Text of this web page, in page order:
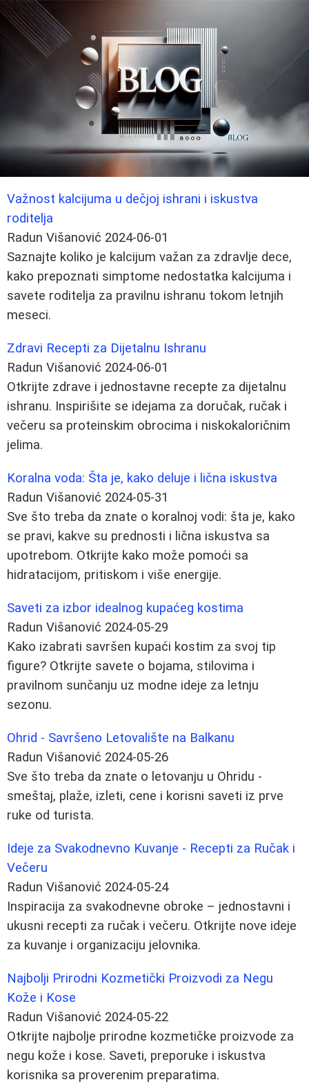
Važnost kalcijuma u dečjoj ishrani i iskustva
roditelja
Radun Višanović 2024-06-01
Saznajte koliko je kalcijum važan za zdravlje dece,
kako prepoznati simptome nedostatka kalcijuma i
savete roditelja za pravilnu ishranu tokom letnjih
meseci.
Zdravi Recepti za Dijetalnu Ishranu
Radun Višanović 2024-06-01
Otkrijte zdrave i jednostavne recepte za dijetalnu
ishranu. Inspirišite se idejama za doručak, ručak i
večeru sa proteinskim obrocima i niskokaloričnim
jelima.
Koralna voda: Šta je, kako deluje i lična iskustva
Radun Višanović 2024-05-31
Sve što treba da znate o koralnoj vodi: šta je, kako
se pravi, kakve su prednosti i lična iskustva sa
upotrebom. Otkrijte kako može pomoći sa
hidratacijom, pritiskom i više energije.
Saveti za izbor idealnog kupaćeg kostima
Radun Višanović 2024-05-29
Kako izabrati savršen kupaći kostim za svoj tip
figure? Otkrijte savete o bojama, stilovima i
pravilnom sunčanju uz modne ideje za letnju
sezonu.
Ohrid - Savršeno Letovalište na Balkanu
Radun Višanović 2024-05-26
Sve što treba da znate o letovanju u Ohridu -
smeštaj, plaže, izleti, cene i korisni saveti iz prve
ruke od turista.
Ideje za Svakodnevno Kuvanje - Recepti za Ručak i
Večeru
Radun Višanović 2024-05-24
Inspiracija za svakodnevne obroke – jednostavni i
ukusni recepti za ručak i večeru. Otkrijte nove ideje
za kuvanje i organizaciju jelovnika.
Najbolji Prirodni Kozmetički Proizvodi za Negu
Kože i Kose
Radun Višanović 2024-05-22
Otkrijte najbolje prirodne kozmetičke proizvode za
negu kože i kose. Saveti, preporuke i iskustva
korisnika sa proverenim preparatima.